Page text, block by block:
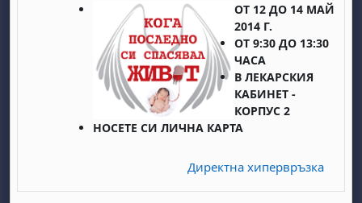
ОТ 12 ДО 14 МАЙ
2014 Г.
ОТ 9:30 ДО 13:30
ЧАСА
В ЛЕКАРСКИЯ
КАБИНЕТ -
КОРПУС 2
НОСЕТЕ СИ ЛИЧНА КАРТА
Директна хипервръзка